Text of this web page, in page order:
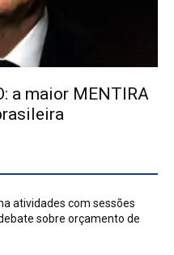
a maior MENTIRA
atividades com sessões
sobre orçamento de